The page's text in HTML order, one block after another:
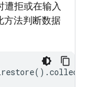
遭拒或在输入
方法判断数据